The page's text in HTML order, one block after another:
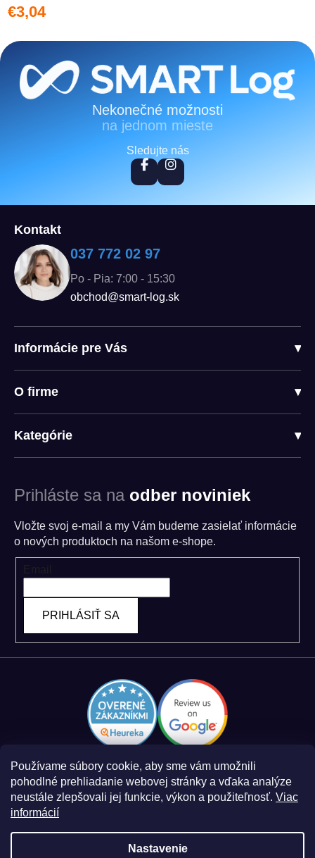
Používame súbory cookie, aby sme vám umožnili
pohodlné prehliadanie webovej stránky a vďaka analýze
neustále zlepšovali jej funkcie, výkon a použiteľnosť. Viac
informácií
Nastavenie
€3,04
Zápätie
Nekonečné možnosti
na jednom mieste
Sledujte nás
Kontakt
037 772 02 97
Po - Pia: 7:00 - 15:30
obchod@smart-log.sk
Informácie pre Vás ▾
O firme ▾
Kategórie ▾
Prihláste sa na odber noviniek
Vložte svoj e-mail a my Vám budeme zasielať informácie
o nových produktoch na našom e-shope.
PRIHLÁSIŤ SA
Zásady spracovania osobných údajov
Obchodné podmienky